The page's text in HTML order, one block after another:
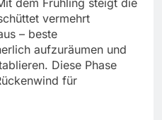
vermehrt
– beste
aufzuräumen und
Diese Phase
für